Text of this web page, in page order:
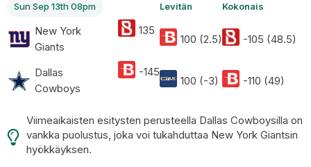
Sun Sep 13th 08pm
New York
Giants
Dallas
Cowboys
135
-145
Levitän
100 (2.5)
100 (-3)
Kokonais
-105 (48.5)
-110 (49)
Viimeaikaisten esitysten perusteella Dallas Cowboysilla on
vankka puolustus, joka voi tukahduttaa New York Giantsin
hyökkäyksen.